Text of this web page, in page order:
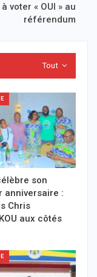
à voter « OUI » au
référendum
Tout
son
anniversaire :
Chris
aux côtés